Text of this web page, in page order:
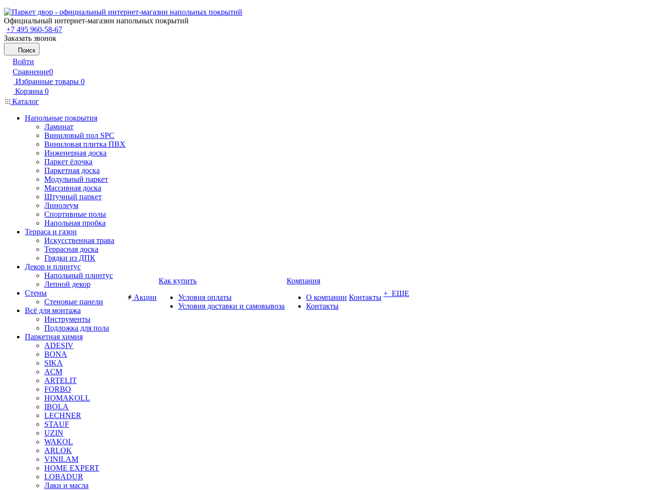
Официальный интернет-магазин напольных покрытий
+7 495 960-58-67
Заказать звонок
Поиск
Войти
Сравнение0
Избранные товары 0
Корзина 0
Каталог
Напольные покрытия
Ламинат
Виниловый пол SPC
Виниловая плитка ПВХ
Инженерная доска
Паркет ёлочка
Паркетная доска
Модульный паркет
Массивная доска
Штучный паркет
Линолеум
Спортивные полы
Напольная пробка
Терраса и газон
Искусственная трава
Террасная доска
Грядки из ДПК
Декор и плинтус
Напольный плинтус
Лепной декор
Стены
Стеновые панели
Всё для монтажа
Инструменты
Подложка для пола
Паркетная химия
ADESIV
BONA
SIKA
ACM
ARTELIT
FORBO
HOMAKOLL
IBOLA
LECHNER
STAUF
UZIN
WAKOL
ARLOK
VINILAM
HOME EXPERT
LOBADUR
Лаки и масла
Акции
Как купить
Условия оплаты
Условия доставки и самовывоза
Компания
О компании
Контакты
Контакты + ЕЩЕ